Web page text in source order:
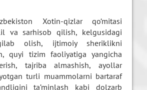
Xotin-qizlar qo‘mitasi
va sarhisob qilish, kelgusidagi
olish, ijtimoiy sheriklikni
quyi tizim faoliyatiga yangicha
tajriba almashish, ayollar
turli muammolarni bartaraf
ta’minlash kabi dolzarb